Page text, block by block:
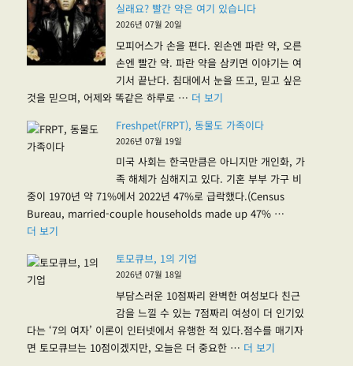
실래요? 빨간 약은 여기 있습니다
2026년 07월 20일
모피어스가 손을 편다. 왼손엔 파란 약, 오른
손엔 빨간 약. 파란 약을 삼키면 이야기는 여
기서 끝난다. 침대에서 눈을 뜨고, 믿고 싶은
것을 믿으며, 어제와 똑같은 하루로 … 더 보기
Freshpet(FRPT), 동물도 가족이다
2026년 07월 19일
미국 사회는 한국만큼은 아니지만 개인화, 가
족 해체가 심해지고 있다. 기혼 부부 가구 비
중이 1970년 약 71%에서 2022년 47%로 급락했다.(Census
Bureau, married-couple households made up 47% …
더 보기
토모큐브, 1의 기업
2026년 07월 18일
부담스러운 10점짜리 완벽한 여성보다 친근
감을 느낄 수 있는 7점짜리 여성이 더 인기있
다는 ‘7의 여자’ 이론이 인터넷에서 유행한 적 있다.점수를 매기자
면 토모큐브는 10점이겠지만, 오늘은 더 중요한 … 더 보기